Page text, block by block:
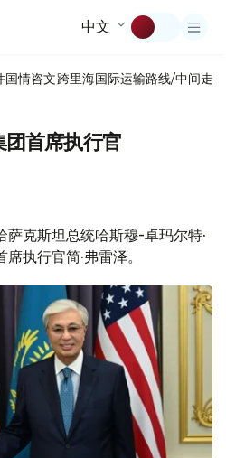
中文
国情咨文跨里海国际运输路线/中间走廊
团首席执行官
萨克斯坦总统哈斯穆-卓玛尔特·
执行官简·弗雷泽。